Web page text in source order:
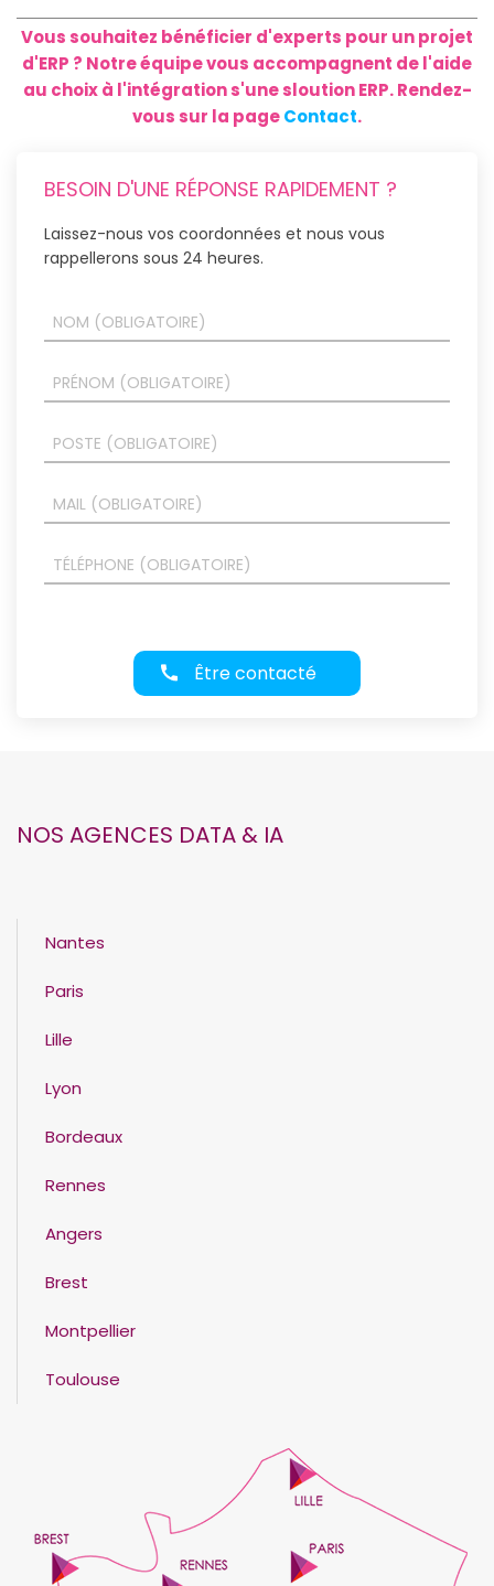
Vous souhaitez bénéficier d'experts pour un projet
d'ERP ? Notre équipe vous accompagnent de l'aide
au choix à l'intégration s'une sloution ERP. Rendez-
vous sur la pageContact.
BESOIN D'UNE RÉPONSE RAPIDEMENT ?
Laissez-nous vos coordonnées et nous vous
rappellerons sous 24 heures.
Être contacté
NOS AGENCES DATA & IA
Nantes
Paris
Lille
Lyon
Bordeaux
Rennes
Angers
Brest
Montpellier
Toulouse